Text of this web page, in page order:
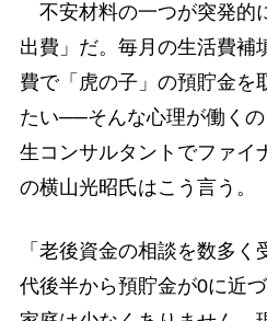
不安材料の一つが突発的
出費」だ。毎月の生活費補
費で「虎の子」の預貯金を
たい──そんな心理が働く
生コンサルタントでファイ
の横山光昭氏はこう言う。
「老後資金の相談を数多
代後半から預貯金が0に近